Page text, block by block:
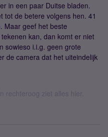
in een paar Duitse bladen.
tot de betere volgens hen. 41
Maar geef het beste
kan, dan komt er niet
sowieso i.i.g. geen grote
de camera dat het uiteindelijk
rechteroog ziet alles hier.